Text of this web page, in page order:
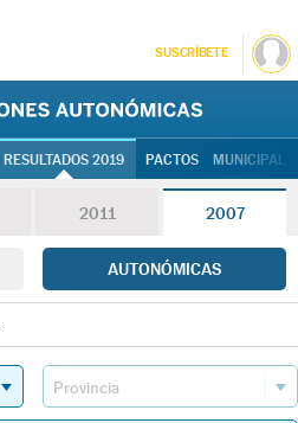
SUSCRÍBETE
RESULTADOS 2019 PACTOS
2011 2007
AUTONÓMICAS